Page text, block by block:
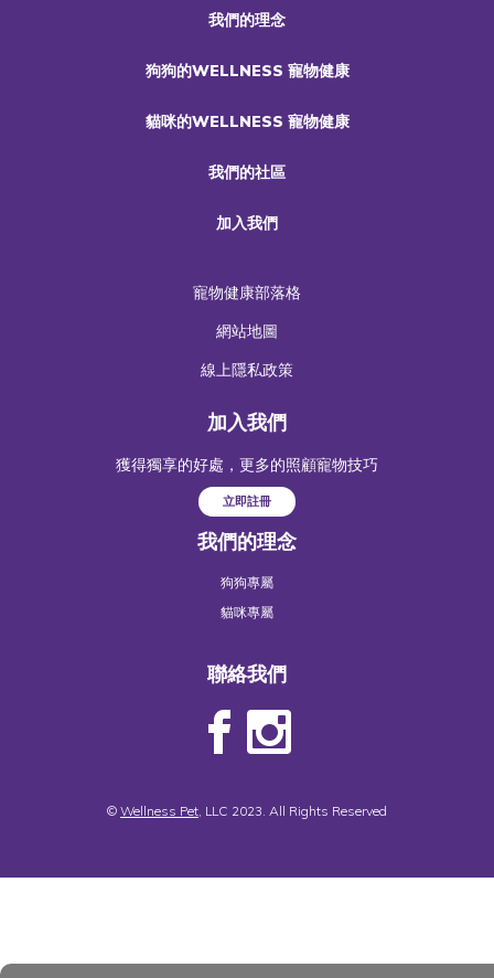
我們的理念
狗狗的WELLNESS 寵物健康
貓咪的WELLNESS 寵物健康
我們的社區
加入我們
寵物健康部落格
網站地圖
線上隱私政策
加入我們
獲得獨享的好處，更多的照顧寵物技巧
立即註冊
我們的理念
狗狗專屬
貓咪專屬
聯絡我們
© Wellness Pet , LLC 2023. All Rights Reserved